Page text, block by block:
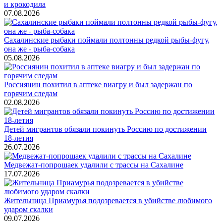
и крокодила
07.08.2026
Сахалинские рыбаки поймали полтонны редкой рыбы-фугу,
она же - рыба-собака
05.08.2026
Россиянин похитил в аптеке виагру и был задержан по
горячим следам
02.08.2026
Детей мигрантов обязали покинуть Россию по достижении
18-летия
26.07.2026
Медвежат-попрошаек удалили с трассы на Сахалине
17.07.2026
Жительница Приамурья подозревается в убийстве любимого
ударом скалки
09.07.2026